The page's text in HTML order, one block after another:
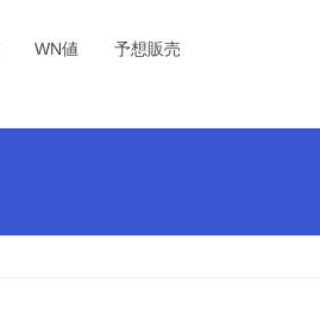
WN値 予想販売